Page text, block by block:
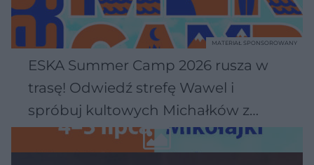
ESKA Summer Camp 2026 rusza w
trasę! Odwiedź strefę Wawel i
spróbuj kultowych Michałków z
Wawelu
MATERIAŁ SPONSOROWANY